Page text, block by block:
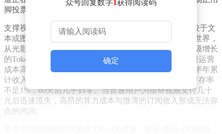
脚投票选择更具生存能力的玩家。
支撑视频生成的"算力黑洞"是压垮Sora的首要因素。相较于文
本或图像生成，视频模型需要在时间轴上构建三维物理世界，
从光影折射到物体碰撞，每个像素的变化都伴随着指数级增长
的Token消耗。OpenAI内部文件显示，Sora全盛时期每日运营
成本高达1500万美元，年化支出达54亿美元，而其上线半年累
计收入仅210万美元。更严峻的是用户留存数据：30天留存率
不足1%，60天后几乎归零。当普通用户为猎奇视频支付几十
元后迅速流失，高昂的算力成本与微薄的订阅收入形成无法弥
合的鸿沟。
众号回复数字1获得阅读码
确定